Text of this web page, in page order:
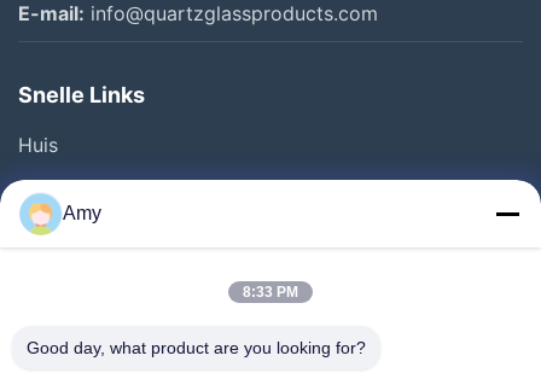
E-mail: info@quartzglassproducts.com
Snelle Links
Huis
Producten
Video's
Kwaliteitscontrole
Amy
8:33 PM
Good day, what product are you looking for?